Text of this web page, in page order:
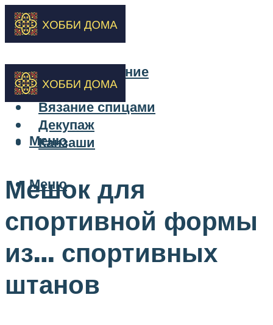
Бисероплетение
Вышивка
Вязание спицами
Декупаж
Канзаши
Меню
Меню
Мешок для
спортивной формы
из… спортивных
штанов